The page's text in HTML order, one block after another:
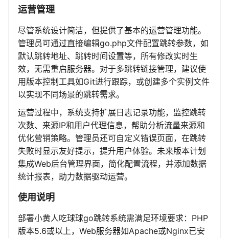
运营管理
尽管系统设计简洁，但提供了基本的运营管理功能。
管理员可通过直接编辑go.php文件配置跳转参数，如
默认跳转地址、跳转时间设置等，所有修改实时生
效，无需重启服务器。对于多跳转链接管理，建议使
用版本控制工具如Git进行跟踪，或创建多个实例文件
以实现不同场景的跳转需求。
运营过程中，系统支持扩展日志记录功能，监控跳转
次数、来源IP和用户代理信息，帮助分析流量来源和
优化营销策略。管理员还可自定义错误页面，在跳转
失败时显示友好提示，提升用户体验。未来版本计划
集成Web后台管理界面，简化配置流程，并添加数据
统计报表，助力数据驱动运营。
使用说明
部署小黄人吃球球go跳转系统需满足环境要求：PHP
版本5.6或以上，Web服务器如Apache或Nginx已安